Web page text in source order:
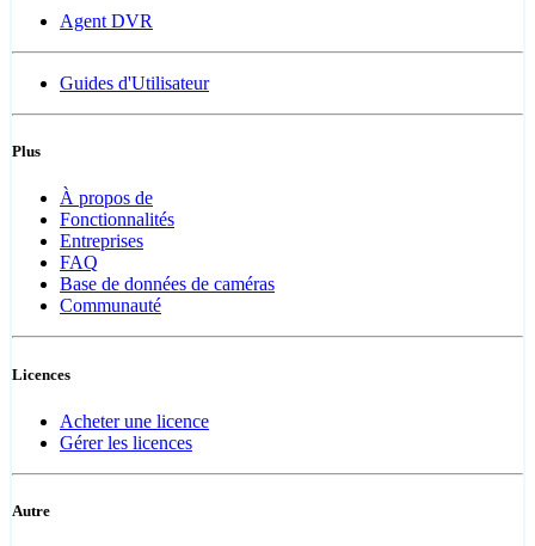
Agent DVR
Guides d'Utilisateur
Plus
À propos de
Fonctionnalités
Entreprises
FAQ
Base de données de caméras
Communauté
Licences
Acheter une licence
Gérer les licences
Autre